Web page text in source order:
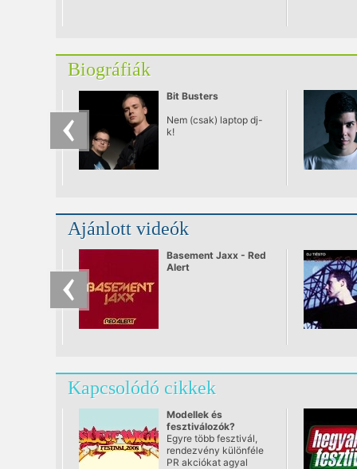
csodálók. Több
tömeg vette át a goa
tökéletes együttlét
hangulatának
Biográfiák
Bit Busters
Nem (csak) laptop dj-
k!
Ajánlott videók
Basement Jaxx - Red
Alert
Kapcsolódó cikkek
Modellek és
fesztiválozók?
Egyre több fesztivál,
rendezvény különféle
PR akciókat agyal